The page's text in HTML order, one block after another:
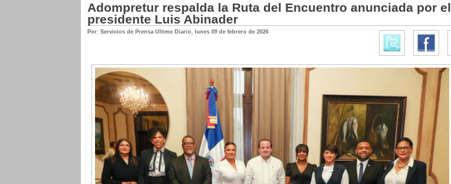
Adompretur respalda la Ruta del Encuentro anunciada por el
presidente Luis Abinader
Por: Servicios de Prensa Ultimo Diario, lunes 09 de febrero de 2026